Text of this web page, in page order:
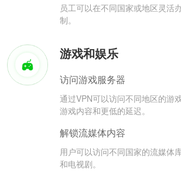
员工可以在不同国家或地区灵活
制。
游戏和娱乐
访问游戏服务器
通过VPN可以访问不同地区的游
游戏内容和更低的延迟。
解锁流媒体内容
用户可以访问不同国家的流媒体
和电视剧。